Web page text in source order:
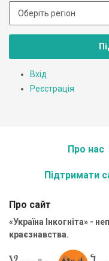
Вхід
Реєстрація
Про нас
Підтримати
Про сайт
«Україна Інкогніта» -
краєзнавства.